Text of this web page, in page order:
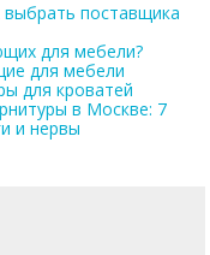
поставщика
для мебели?
для мебели
для кроватей
в Москве: 7
и нервы